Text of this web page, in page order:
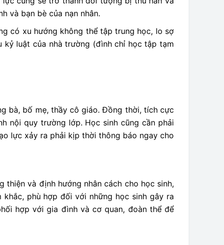
và bạn bè của nạn nhân.
có xu hướng không thể tập trung học, lo sợ
luật của nhà trường (đình chỉ học tập tạm
bà, bố mẹ, thầy cô giáo. Đồng thời, tích cực
nội quy trường lớp. Học sinh cũng cần phải
lực xảy ra phải kịp thời thông báo ngay cho
và định hướng nhân cách cho học sinh,
phù hợp đối với những học sinh gây ra
hợp với gia đình và cơ quan, đoàn thể để